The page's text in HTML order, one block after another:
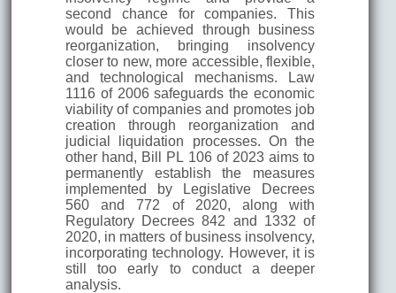
second chance for companies. This
would be achieved through business
reorganization, bringing insolvency
closer to new, more accessible, flexible,
and technological mechanisms. Law
1116 of 2006 safeguards the economic
viability of companies and promotes job
creation through reorganization and
judicial liquidation processes. On the
other hand, Bill PL 106 of 2023 aims to
permanently establish the measures
implemented by Legislative Decrees
560 and 772 of 2020, along with
Regulatory Decrees 842 and 1332 of
2020, in matters of business insolvency,
incorporating technology. However, it is
still too early to conduct a deeper
analysis.